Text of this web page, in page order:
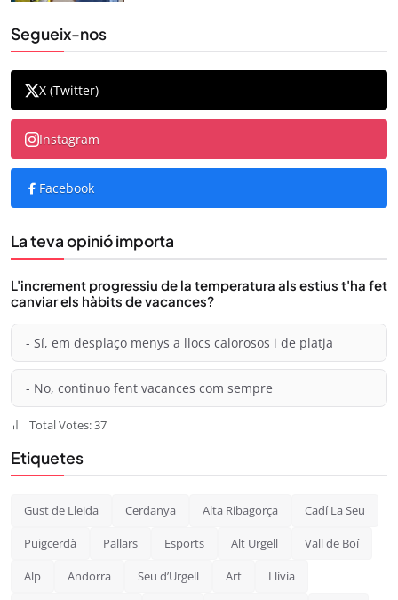
Segueix-nos
X (Twitter)
Instagram
Facebook
La teva opinió importa
L'increment progressiu de la temperatura als estius t'ha fet
canviar els hàbits de vacances?
- Sí, em desplaço menys a llocs calorosos i de platja
- No, continuo fent vacances com sempre
Total Votes: 37
Etiquetes
Gust de Lleida Cerdanya Alta Ribagorça Cadí La Seu
Puigcerdà Pallars Esports Alt Urgell Vall de Boí
Alp Andorra Seu d’Urgell Art Llívia